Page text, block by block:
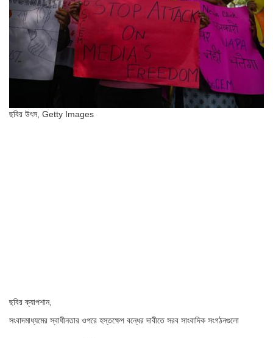
ছবির উৎস, Getty Images
ছবির ক্যাপশান,
সংবাদমাধ্যমের স্বাধীনতার ওপরে হস্তক্ষেপ বন্ধের দাবীতে সরব সাংবাদিক সংগঠনগুলো